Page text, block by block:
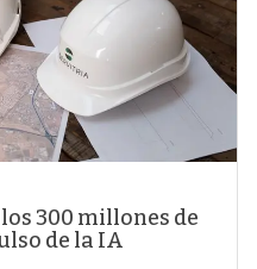
300 millones de
de la IA